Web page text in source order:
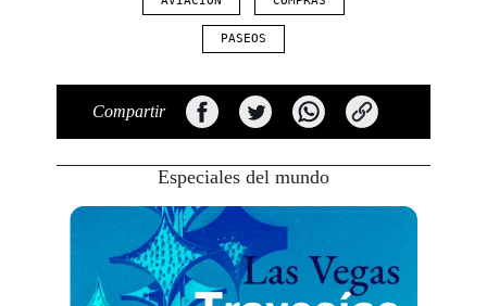
PASEOS
Compartir
Especiales del mundo
Viaja con Travesías, recibe cada semana
itinerarios, tips de insider y las guías más
Suscribirme